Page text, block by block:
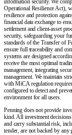
information security. We
Operational Resilience Act),
resilience and protection
financial data exchange to
settlement and client-asset
security, safeguarding your
standards of the Transfer of
ensure full traceability and
systems are designed
receive the most optimal
management, integrating
management. We maintain
with MiCA regulation
configured to detect and
environment for all users.
Penning does not provide
kind. All investment
and carry substantial risk,
tender, are not backed by